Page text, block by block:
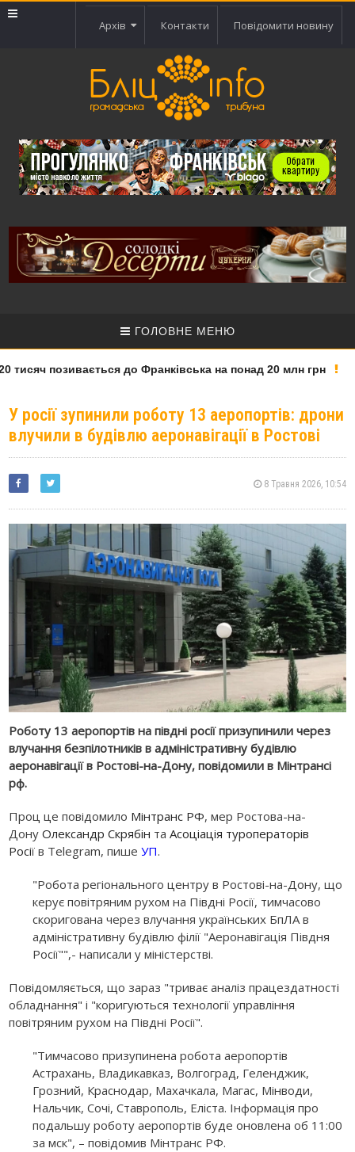
Архів Контакти Повідомити новину
ГОЛОВНЕ МЕНЮ
позивається до Франківська на понад 20 млн грн
У росії зупинили роботу 13 аеропортів: дрони
влучили в будівлю аеронавігації в Ростові
8 Травня 2026, 10:54
Роботу 13 аеропортів на півдні росії призупинили через
влучання безпілотників в адміністративну будівлю
аеронавігації в Ростові-на-Дону, повідомили в Мінтрансі
рф.
Проц це повідомило Мінтранс РФ, мер Ростова-на-
ДонуОлександр Скрябін таАсоціація туроператорів
Росіїв Telegram, пишеУП.
"Робота регіонального центру в Ростові-на-Дону, що
керує повітряним рухом на Півдні Росії, тимчасово
скоригована через влучання українських БпЛА в
адміністративну будівлю філії "Аеронавігація Півдня
Росії"",- написали у міністерстві.
Повідомляється, що зараз "триває аналіз працездатності
обладнання" і "коригуються технології управління
повітряним рухом на Півдні Росії".
"Тимчасово призупинена робота аеропортів
Астрахань, Владикавказ, Волгоград, Геленджик,
Грозний, Краснодар, Махачкала, Магас, Мінводи,
Нальчик, Сочі, Ставрополь, Еліста. Інформація про
подальшу роботу аеропортів буде оновлена об 11:00
за мск", – повідомив Мінтранс РФ.